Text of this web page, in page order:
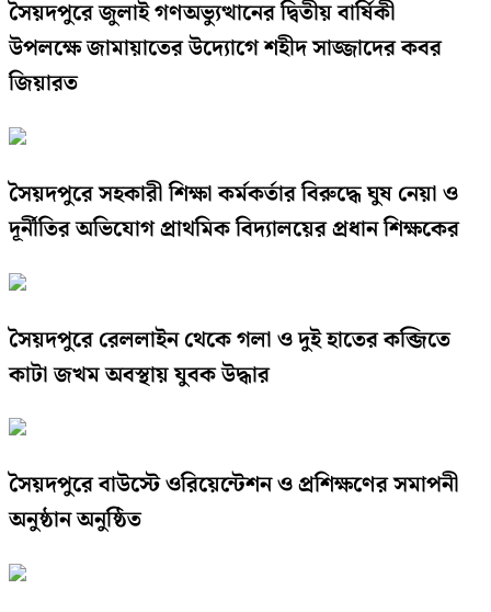
সৈয়দপুরে জুলাই গণঅভ্যুত্থানের দ্বিতীয় বার্ষিকী
উপলক্ষে জামায়াতের উদ্যোগে শহীদ সাজ্জাদের কবর
জিয়ারত
সৈয়দপুরে সহকারী শিক্ষা কর্মকর্তার বিরুদ্ধে ঘুষ নেয়া ও
দূর্নীতির অভিযোগ প্রাথমিক বিদ্যালয়ের প্রধান শিক্ষকের
সৈয়দপুরে রেললাইন থেকে গলা ও দুই হাতের কব্জিতে
কাটা জখম অবস্থায় যুবক উদ্ধার
সৈয়দপুরে বাউস্টে ওরিয়েন্টেশন ও প্রশিক্ষণের সমাপনী
অনুষ্ঠান অনুষ্ঠিত